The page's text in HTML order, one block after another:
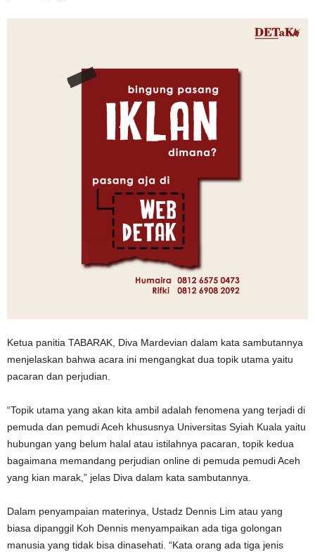
Ketua panitia TABARAK, Diva Mardevian dalam kata sambutannya
menjelaskan bahwa acara ini mengangkat dua topik utama yaitu
pacaran dan perjudian.
“Topik utama yang akan kita ambil adalah fenomena yang terjadi di
pemuda dan pemudi Aceh khususnya Universitas Syiah Kuala yaitu
hubungan yang belum halal atau istilahnya pacaran, topik kedua
bagaimana memandang perjudian online di pemuda pemudi Aceh
yang kian marak,” jelas Diva dalam kata sambutannya.
Dalam penyampaian materinya, Ustadz Dennis Lim atau yang
biasa dipanggil Koh Dennis menyampaikan ada tiga golongan
manusia yang tidak bisa dinasehati. “Kata orang ada tiga jenis